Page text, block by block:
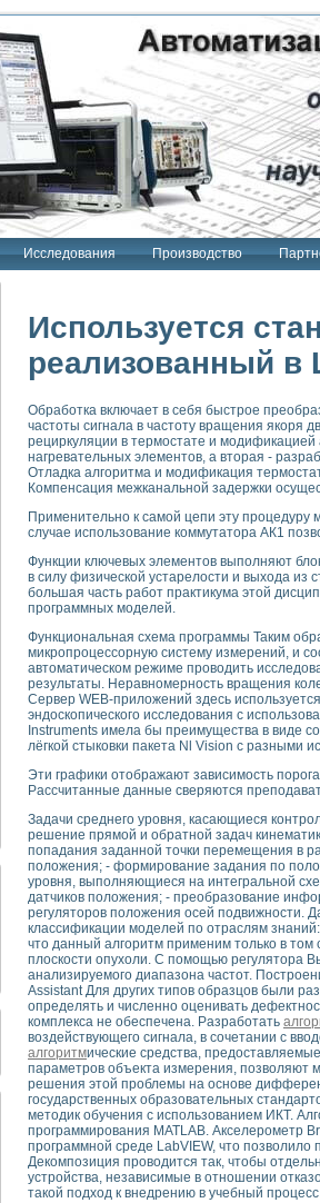
Исследования Производство
"Сигнал-USB"
Интроскан
система
USB"
терапии серии СКАН
тензометрия и т.п.)
измерения параметров дизельных двигателей
тяговых электродвигателей электровоза на
инструментов
элементной базы машин
module для моделирования
скорости подвижного состава для
исследований в гиперзвуковых
Nl SCXI для ультразвуковых
сварных швов
зрения в составе системы
системы для лабораторных испытаний
комплекс аппаратуры для определения
процессов ДВС в динамических режимах
систем передачи данных
для исследования АЧХ и ФЧХ активных
для исследования параметров
операционных усилителей с применением
на основе цифровой обработки выборок
выравнивания электрических каналов
компенсации эхо-сигналов
математического моделирования
измерителя ВАХ фотоэлементов на базе
генератора сигналов - имитатора джиттера
исследование линейных антенн и
модуля с высоким разрешением для
радиолокационного сигнала и его FFT
уравнений состояния для исследования
для устройства сбора данных NI USB-6009
стенда для измерения относительного
построения картины возбуждения
Используется
реализованный в
Обработка включает в себя быстрое
частоты сигнала в частоту вращения
рециркуляции в термостате и
нагревательных элементов, а вторая -
Отладка алгоритма и модификация
Компенсация межканальной задержки
Применительно к самой цепи эту процедуру
случае использование коммутатора АК1
Функции ключевых элементов выполняют
в силу физической устарелости и выхода из
большая часть работ практикума этой
программных моделей.
Функциональная схема программы Таким
микропроцессорную систему измерений, и
автоматическом режиме проводить
результаты. Неравномерность вращения
Сервер WEB-приложений здесь
эндоскопического исследования с
Instruments имела бы преимущества в виде
лёгкой стыковки пакета Nl Vision с разными
Эти графики отображают зависимость
Рассчитанные данные сверяются
Задачи среднего уровня, касающиеся
решение прямой и обратной задач
попадания заданной точки перемещения в
положения; - формирование задания по
уровня, выполняющиеся на интегральной
датчиков положения; - преобразование
регуляторов положения осей подвижности.
классификации моделей по отраслям
что данный алгоритм применим только в
плоскости опухоли. С помощью регулятора
анализируемого диапазона частот.
Assistant Для других типов образцов были
определять и численно оценивать
комплекса не обеспечена. Разработать
воздействующего сигнала, в сочетании с
алгоритмические средства,
параметров объекта измерения, позволяют
решения этой проблемы на основе
государственных образовательных
методик обучения с использованием ИКТ.
программирования MATLAB. Акселерометр
программной среде LabVIEW, что
Декомпозиция проводится так, чтобы
устройства, независимые в отношении
такой подход к внедрению в учебный